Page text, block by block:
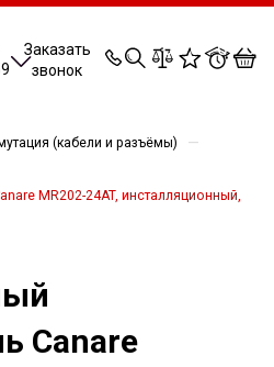
Заказать
звонок
0 0 0 0
(кабели и разъёмы) —
MR202-24AT, инсталляционный,
Canare